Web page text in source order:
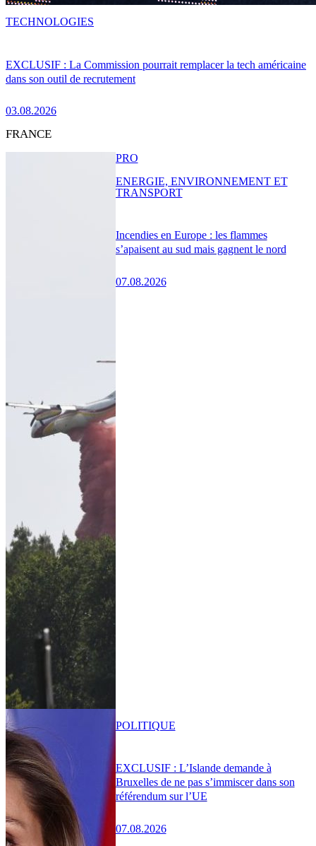
EXCLUSIF : La Commission pourrait remplacer la tech américaine
dans son outil de recrutement
03.08.2026
TECHNOLOGIES
FRANCE
Incendies en Europe : les flammes
s’apaisent au sud mais gagnent le nord
07.08.2026
PRO
ENERGIE, ENVIRONNEMENT ET
TRANSPORT
EXCLUSIF : L’Islande demande à
Bruxelles de ne pas s’immiscer dans son
référendum sur l’UE
07.08.2026
POLITIQUE